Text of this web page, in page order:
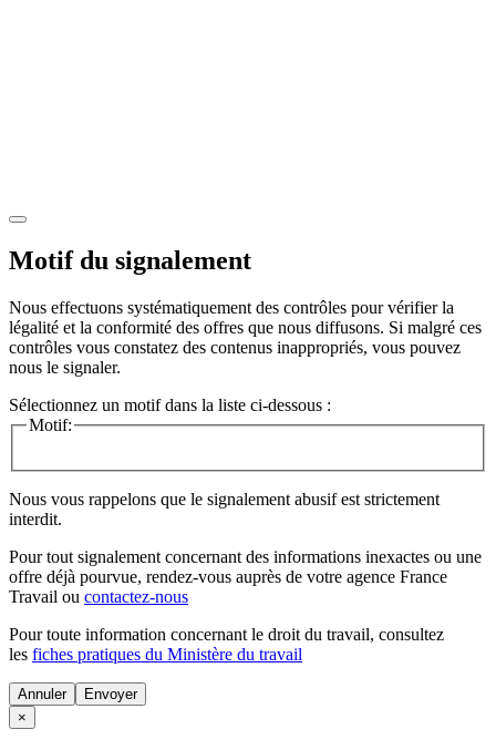
Motif du signalement
Nous effectuons systématiquement des contrôles pour vérifier la
légalité et la conformité des offres que nous diffusons. Si malgré ces
contrôles vous constatez des contenus inappropriés, vous pouvez
nous le signaler.
Sélectionnez un motif dans la liste ci-dessous :
Motif:
Nous vous rappelons que le signalement abusif est strictement
interdit.
Pour tout signalement concernant des informations inexactes ou une
offre déjà pourvue, rendez-vous auprès de votre agence France
Travail ou contactez-nous
Pour toute information concernant le droit du travail, consultez
les fiches pratiques du Ministère du travail
Annuler
×